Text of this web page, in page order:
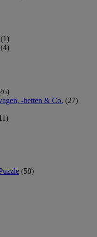
(1)
(4)
-betten & Co. (27)
(58)